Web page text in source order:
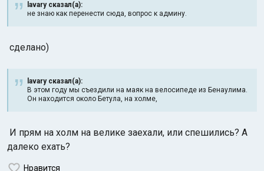
lavary сказал(а):
не знаю как перенести сюда, вопрос к админу.
сделано)
lavary сказал(а):
В этом году мы съездили на маяк на велосипеде из Бенаулима.
Он находится около Бетула, на холме,
И прям на холм на велике заехали, или спешились? А
далеко ехать?
Нравится